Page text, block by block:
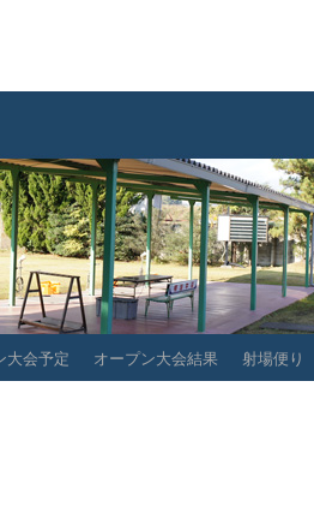
大会予定 オープン大会結果 射場便り